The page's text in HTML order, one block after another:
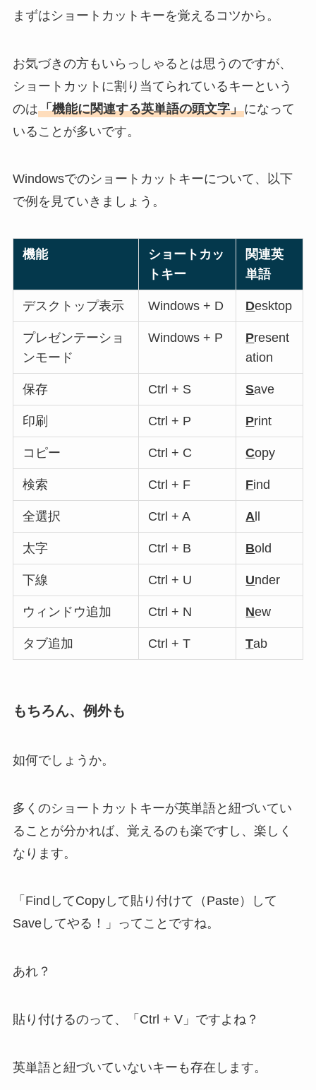
まずはショートカットキーを覚えるコツから。
お気づきの方もいらっしゃるとは思うのですが、
ショートカットに割り当てられているキーという
のは「機能に関連する英単語の頭文字」になって
いることが多いです。
Windowsでのショートカットキーについて、以下
で例を見ていきましょう。
機能
ショートカッ
トキー
関連英
単語
デスクトップ表示 Windows + D Desktop
プレゼンテーショ
ンモード
Windows + P Present
ation
保存 Ctrl + S Save
印刷 Ctrl + P Print
コピー Ctrl + C Copy
検索 Ctrl + F Find
全選択 Ctrl + A A
太字 Ctrl + B Bold
下線 Ctrl + U Under
ウィンドウ追加 Ctrl + N New
タブ追加 Ctrl + T Tab
もちろん、例外も
如何でしょうか。
多くのショートカットキーが英単語と紐づいてい
ることが分かれば、覚えるのも楽ですし、楽しく
なります。
「FindしてCopyして貼り付けて（Paste）して
Saveしてやる！」ってことですね。
あれ？
貼り付けるのって、「Ctrl + V」ですよね？
英単語と紐づいていないキーも存在 します。